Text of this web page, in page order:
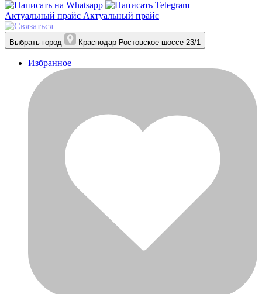
Актуальный прайс Актуальный прайс
Выбрать город Краснодар Ростовское шоссе 23/1
Избранное